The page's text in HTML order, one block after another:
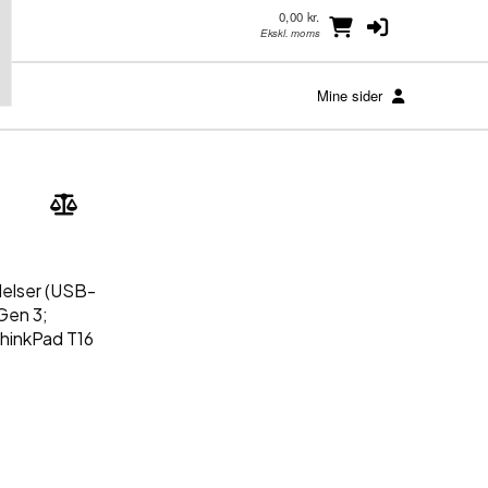
0,00 kr.
Ekskl. moms
Mine sider
(USB-
3;
T16